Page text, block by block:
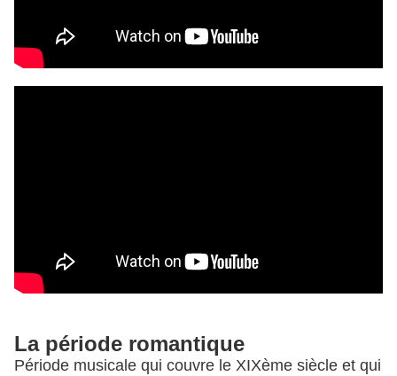
La période romantique
Période musicale qui couvre le XIXème siècle et qui